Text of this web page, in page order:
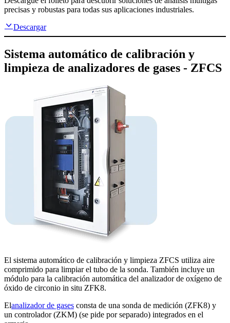
precisas y robustas para todas sus aplicaciones industriales.
Descargar
Sistema automático de calibración y
limpieza de analizadores de gases - ZFCS
El sistema automático de calibración y limpieza ZFCS utiliza aire
comprimido para limpiar el tubo de la sonda. También incluye un
módulo para la calibración automática del analizador de oxígeno de
óxido de circonio in situ ZFK8.
Elanalizador de gases consta de una sonda de medición (ZFK8) y
un controlador (ZKM) (se pide por separado) integrados en el